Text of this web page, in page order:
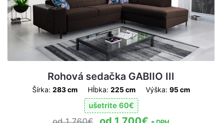
Rohová sedačka GABIIO III
Šírka: 283 cm Hĺbka: 225 cm Výška: 95 cm
ušetrite 60€